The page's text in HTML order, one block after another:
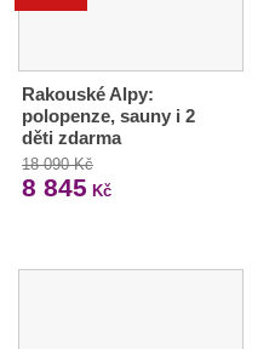
Rakouské Alpy:
polopenze, sauny i 2
děti zdarma
18 090 Kč
8 845 Kč